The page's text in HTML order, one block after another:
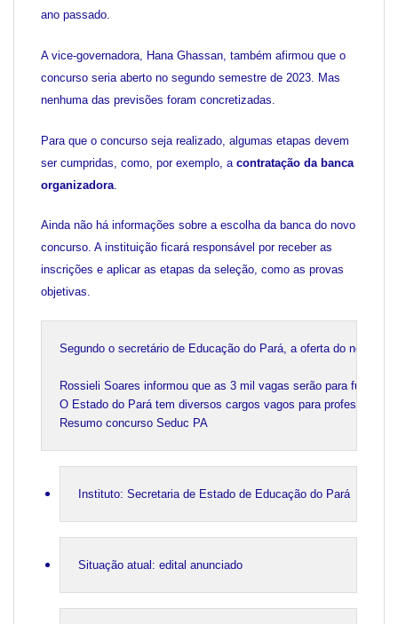
ano passado.
A vice-governadora, Hana Ghassan, também afirmou que o
concurso seria aberto no segundo semestre de 2023. Mas
nenhuma das previsões foram concretizadas.
Para que o concurso seja realizado, algumas etapas devem
ser cumpridas, como, por exemplo, a contratação da banca
organizadora
Ainda não há informações sobre a escolha da banca do novo
concurso. A instituição ficará responsável por receber as
inscrições e aplicar as etapas da seleção, como as provas
objetivas.
Segundo o secretário de Educação do Pará, a oferta do novo
Rossieli Soares informou que as 3 mil vagas serão para funções
O Estado do Pará tem diversos cargos vagos para professor
Resumo concurso Seduc PA
Instituto: Secretaria de Estado de Educação do Pará
Situação atual: edital anunciado